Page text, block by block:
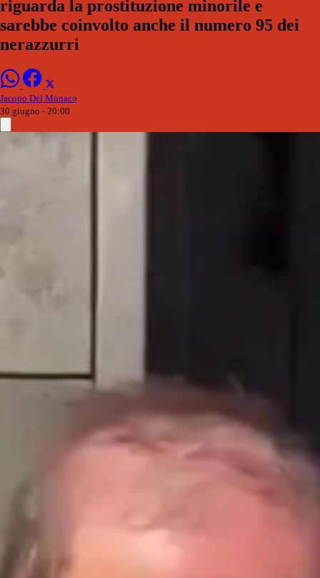
riguarda la prostituzione minorile e
sarebbe coinvolto anche il numero 95 dei
nerazzurri
Jacopo Del Monaco
30 giugno - 20:00